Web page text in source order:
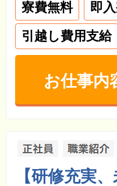
寮費無料 即
引越し費用支給
お仕事内
【研修充実